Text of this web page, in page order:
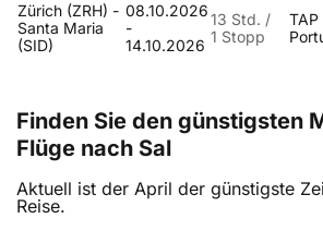
Zürich (ZRH) -
Santa Maria
(SID)
08.10.2026
-
14.10.2026
13 Std. /
1 Stopp
TAP
Finden Sie den günstigsten
Flüge nach Sal
Aktuell ist der April der günstigste
Reise.